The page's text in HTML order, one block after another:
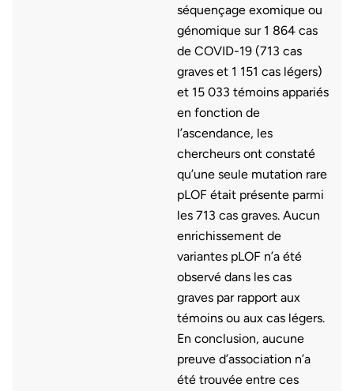
séquençage exomique ou
génomique sur 1 864 cas
de COVID-19 (713 cas
graves et 1 151 cas légers)
et 15 033 témoins appariés
en fonction de
l’ascendance, les
chercheurs ont constaté
qu’une seule mutation rare
pLOF était présente parmi
les 713 cas graves. Aucun
enrichissement de
variantes pLOF n’a été
observé dans les cas
graves par rapport aux
témoins ou aux cas légers.
En conclusion, aucune
preuve d’association n’a
été trouvée entre ces